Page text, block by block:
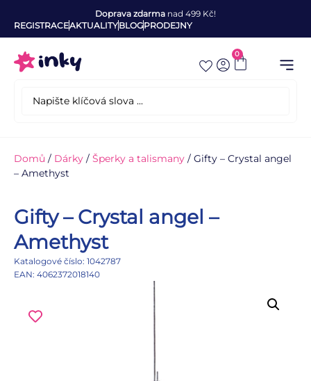
Doprava zdarma nad 499 Kč!
REGISTRACEAKTUALITYBLOGPRODEJNY
0
Domů / Dárky / Šperky a talismany / Gifty – Crystal angel
– Amethyst
Gifty – Crystal angel –
Amethyst
Katalogové číslo: 1042787
EAN: 4062372018140